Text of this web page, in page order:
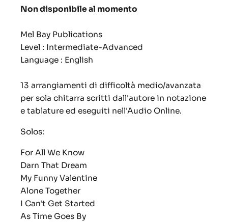
Non disponibile al momento
Mel Bay Publications
Level : Intermediate-Advanced
Language : English
13 arrangiamenti di difficoltà medio/avanzata
per sola chitarra scritti dall'autore in notazione
e tablature ed eseguiti nell'Audio Online.
Solos:
For All We Know
Darn That Dream
My Funny Valentine
Alone Together
I Can't Get Started
As Time Goes By